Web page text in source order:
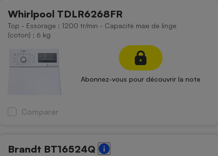
Whirlpool TDLR6268FR
Top - Essorage : 1200 tr/min - Capacité maxi de linge
(coton) : 6 kg
Abonnez-vous pour découvrir la note
Comparer
Brandt BT16524Q